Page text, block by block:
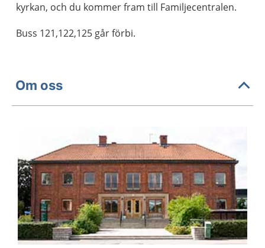
kyrkan, och du kommer fram till Familjecentralen.
Buss 121,122,125 går förbi.
Om oss